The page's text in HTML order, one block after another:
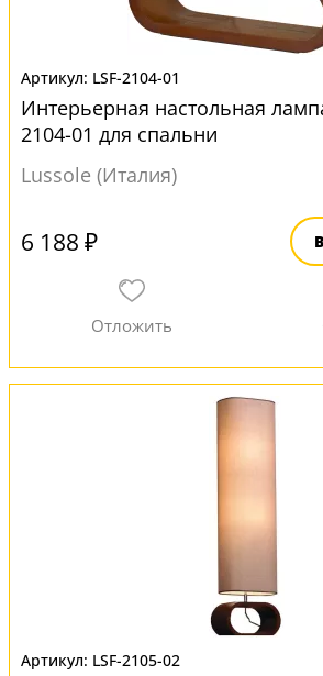
LSF-2104-01
Интерьерная настольная
2104-01 для спальни
Lussole (Италия)
6 188 ₽
LSF-2105-02